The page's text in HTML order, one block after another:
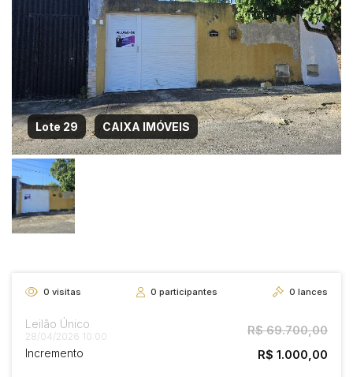
Lote 29 CAIXA IMÓVEIS
0 visitas 0 participantes 0 lances
Leilão Único
28/04/2026 10:00 R$ 69.700,00
Incremento R$ 1.000,00